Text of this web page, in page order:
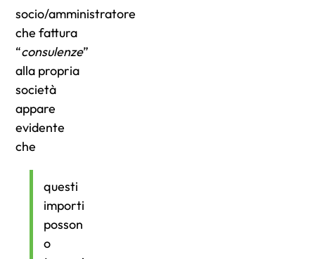
socio/amministratore
che fattura
“consulenze”
alla propria
società
appare
evidente
che
questi
importi
posson
o